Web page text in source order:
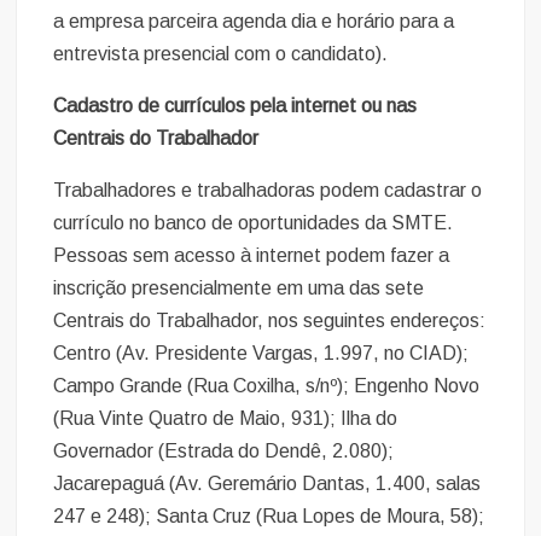
a empresa parceira agenda dia e horário para a
entrevista presencial com o candidato).
Cadastro de currículos pela internet ou nas
Centrais do Trabalhador
Trabalhadores e trabalhadoras podem cadastrar o
currículo no banco de oportunidades da SMTE.
Pessoas sem acesso à internet podem fazer a
inscrição presencialmente em uma das sete
Centrais do Trabalhador, nos seguintes endereços:
Centro (Av. Presidente Vargas, 1.997, no CIAD);
Campo Grande (Rua Coxilha, s/nº); Engenho Novo
(Rua Vinte Quatro de Maio, 931); Ilha do
Governador (Estrada do Dendê, 2.080);
Jacarepaguá (Av. Geremário Dantas, 1.400, salas
247 e 248); Santa Cruz (Rua Lopes de Moura, 58);